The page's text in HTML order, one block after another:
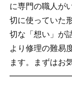
に専門の職人が
切に使っていた
切な「想い」が
より修理の難易
ます。まずはお